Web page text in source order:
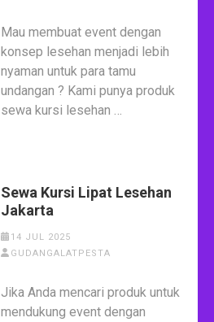
Mau membuat event dengan
konsep lesehan menjadi lebih
nyaman untuk para tamu
undangan ? Kami punya produk
sewa kursi lesehan …
Sewa Kursi Lipat Lesehan
Jakarta
14 JUL 2025
GUDANGALATPESTA
Jika Anda mencari produk untuk
mendukung event dengan